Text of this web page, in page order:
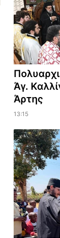
Άγ.
Άρτης
13:15